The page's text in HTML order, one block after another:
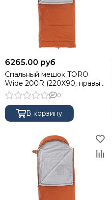
6265.00 руб
Спальный мешок TORO
Wide 200R (220Х90, правый,
стратекс, оранжевый) (T-HS-
SB-TW-200R) Helios
0
В корзину